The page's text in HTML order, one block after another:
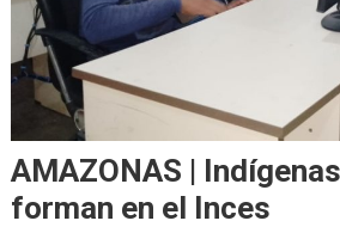
AMAZONAS |
forman en el Inces